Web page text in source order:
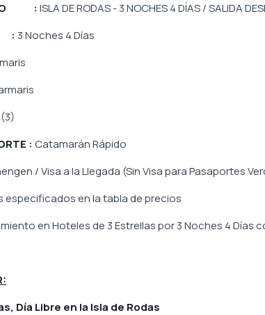
: ISLA DE RODAS - 3 NOCHES 4 DÍAS / SALIDA
: 3 Noches 4 Días
: Catamarán Rápido
/ Visa a la Llegada (Sin Visa para Pasaportes
especificados en la tabla de precios
en Hoteles de 3 Estrellas por 3 Noches 4 Días
Día Libre en la Isla de Rodas